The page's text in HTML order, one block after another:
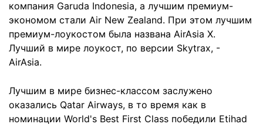
компания Garuda Indonesia, а лучшим премиум-
экономом стали Air New Zealand. При этом лучшим
премиум-лоукостом была названа AirAsia X.
Лучший в мире лоукост, по версии Skytrax, -
AirAsia.
Лучшим в мире бизнес-классом заслужено
оказались Qatar Airways, в то время как в
номинации World's Best First Class победили Etihad